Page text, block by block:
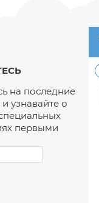
на последние
узнавайте о
первыми